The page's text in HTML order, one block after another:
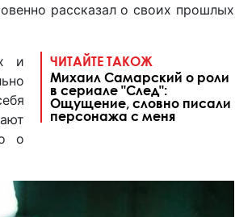
рассказал о своих прошлых
ЧИТАЙТЕ ТАКОЖ
Михаил Самарский о роли
в сериале "След":
Ощущение, словно писали
персонажа с меня
и
о